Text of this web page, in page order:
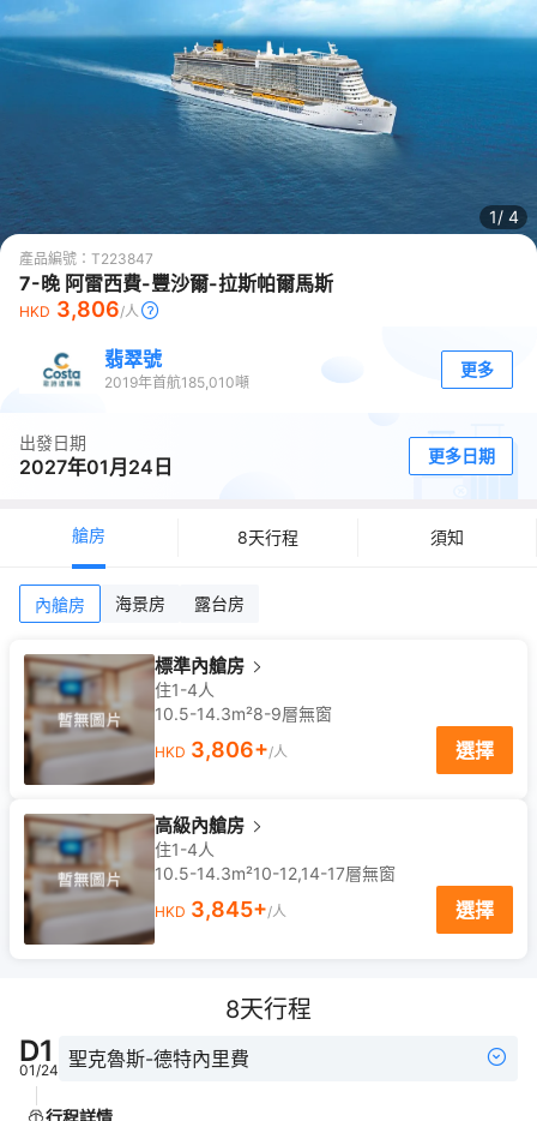
1/ 4
產品編號： T223847
7-晚 阿雷西費-豐沙爾-拉斯帕爾馬斯
HKD 3,806/人
翡翠號
2019年首航185,010噸
更多
出發日期
2027年01月24日 更多日期
艙房 8天行程 須知
內艙房 海景房 露台房
標準內艙房
住1-4人
10.5-14.3m²8-9層無窗
HKD 3,806+/人 選擇
高級內艙房
住1-4人
10.5-14.3m²10-12,14-17層無窗
HKD 3,845+/人 選擇
8天行程
D1
01/24 聖克魯斯-德特內里費
行程詳情